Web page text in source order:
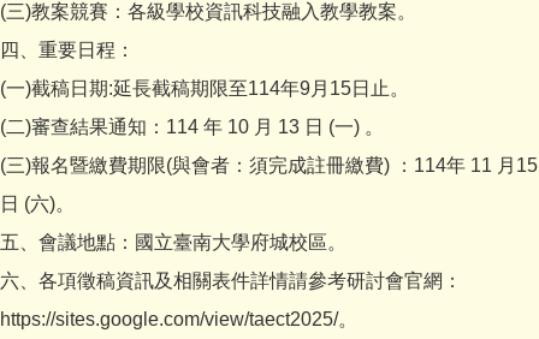
(三)教案競賽：各級學校資訊科技融入教學教案。
四、重要日程：
(一)截稿日期:延長截稿期限至114年9月15日止。
(二)審查結果通知：114 年 10 月 13 日 (一) 。
(三)報名暨繳費期限(與會者：須完成註冊繳費) ：114年 11 月15
日 (六)。
五、會議地點：國立臺南大學府城校區。
六、各項徵稿資訊及相關表件詳情請參考研討會官網：
https://sites.google.com/view/taect2025/。